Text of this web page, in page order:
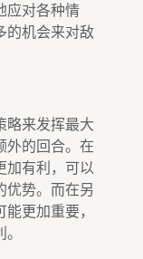
应对各种情
的机会来对敌
略来发挥最大
外的回合。在
加有利，可以
优势。而在另
更加重要，